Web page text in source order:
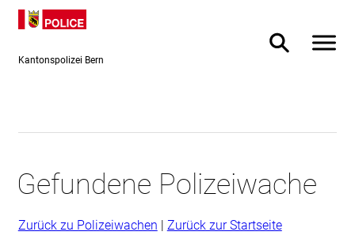
Direkt
zum
skiplink.toNavigation
skiplink.toStartPage
Direkt
Kantonspolizei Bern
Suche ein-
aa
Gefundene Polizeiwache
Zurück zu Polizeiwachen | Zurück zur Startseite